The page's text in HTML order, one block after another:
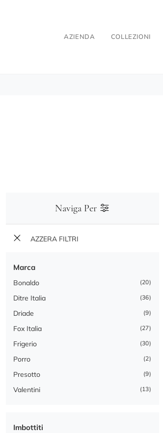
AZIENDA COLLEZIONI
Naviga Per
AZZERA FILTRI
Marca
Bonaldo 20
Ditre Italia 36
Driade 9
Fox Italia 27
Frigerio 30
Porro 2
Presotto 9
Valentini 13
Imbottiti